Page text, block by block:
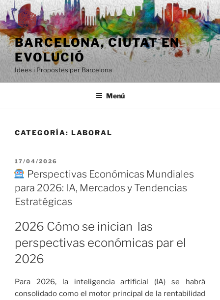
Saltar
al
contenido
BARCELONA, ​​CIUTAT EN
EVOLUCIÓ
Idees i Propostes per Barcelona
Menú
CATEGORÍA: LABORAL
PUBLICADO
EL
17/04/2026
Perspectivas Económicas Mundiales
para 2026: IA, Mercados y Tendencias
Estratégicas
2026 Cómo se inician las
perspectivas económicas par el
2026
Para 2026, la inteligencia artificial (IA) se habrá
consolidado como el motor principal de la rentabilidad